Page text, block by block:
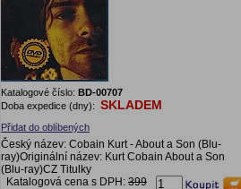
Katalogové číslo: BD-00707
Doba expedice (dny): SKLADEM
Přidat do oblíbených
Český název: Cobain Kurt - About a Son (Blu-
ray)Originální název: Kurt Cobain About a Son
(Blu-ray)CZ Titulky
Katalogová cena s DPH: 399